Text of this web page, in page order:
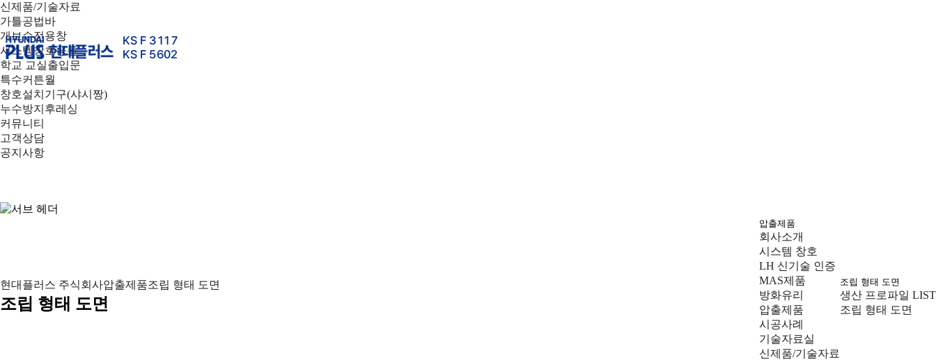
신제품/기술자료
가틀공법바
개보수전용창
시스템창호공틀
학교 교실출입문
특수커튼월
창호설치기구(샤시짱)
누수방지후레싱
커뮤니티
고객상담
공지사항
현대플러스 주식회사압출제품조립 형태 도면
조립 형태 도면
압출제품
회사소개
시스템 창호
LH 신기술 인증
MAS제품
방화유리
압출제품
시공사례
기술자료실
신제품/기술자료
조립 형태 도면
생산 프로파일 LIST
조립 형태 도면